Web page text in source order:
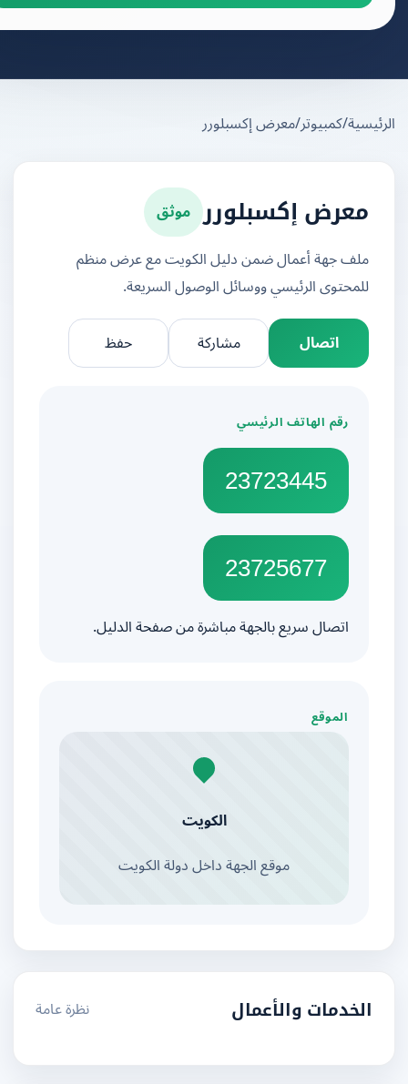
/كمبيوتر/معرض إكسبلورر
معرض إكسبلورر موثق
ملف جهة أعمال ضمن دليل الكويت مع عرض منظم
للمحتوى الرئيسي ووسائل الوصول السريعة.
اتصال
مشاركة
رقم الهاتف الرئيسي
23723445
23725677
اتصال سريع بالجهة مباشرة من صفحة الدليل.
الموقع
الكويت
موقع الجهة داخل دولة الكويت
الخدمات والأعمال نظرة عامة